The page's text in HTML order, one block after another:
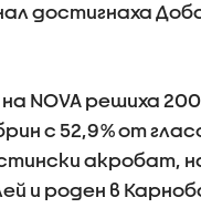
достигнаха
NOVA решиха
с 52,9% от
акробат,
и роден в